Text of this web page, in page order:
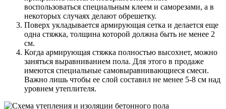
воспользоваться специальным клеем и саморезами, а в
некоторых случаях делают обрешетку.
Поверх укладывается армирующая сетка и делается еще
одна стяжка, толщина которой должна быть не менее 2
см.
Когда армирующая стяжка полностью высохнет, можно
заняться выравниванием пола. Для этого в продаже
имеются специальные самовыравнивающиеся смеси.
Важно лишь чтобы ее слой составил не менее 5-8 см над
уровнем утеплителя.